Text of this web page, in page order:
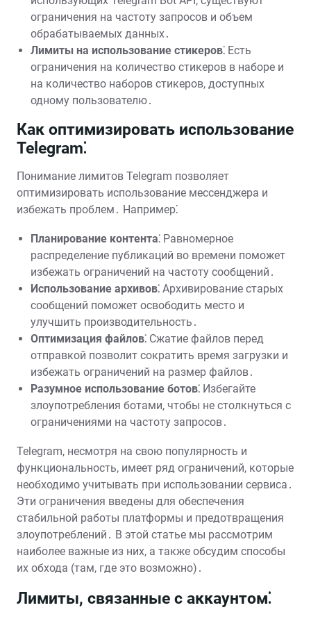
ограничения на частоту запросов и объем
обрабатываемых данных․
Лимиты на использование стикеров⁚ Есть
ограничения на количество стикеров в наборе и
на количество наборов стикеров, доступных
одному пользователю․
Как оптимизировать использование
Telegram⁚
Понимание лимитов Telegram позволяет
оптимизировать использование мессенджера и
избежать проблем․ Например⁚
Планирование контента⁚ Равномерное
распределение публикаций во времени поможет
избежать ограничений на частоту сообщений․
Использование архивов⁚ Архивирование старых
сообщений поможет освободить место и
улучшить производительность․
Оптимизация файлов⁚ Сжатие файлов перед
отправкой позволит сократить время загрузки и
избежать ограничений на размер файлов․
Разумное использование ботов⁚ Избегайте
злоупотребления ботами, чтобы не столкнуться с
ограничениями на частоту запросов․
Telegram, несмотря на свою популярность и
функциональность, имеет ряд ограничений, которые
необходимо учитывать при использовании сервиса․
Эти ограничения введены для обеспечения
стабильной работы платформы и предотвращения
злоупотреблений․ В этой статье мы рассмотрим
наиболее важные из них, а также обсудим способы
их обхода (там, где это возможно)․
Лимиты, связанные с аккаунтом⁚